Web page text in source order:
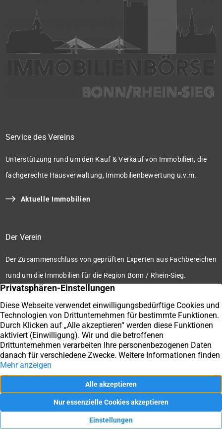
Der Verein
Der Zusammenschluss von geprüften Experten aus Fachbereichen
rund um die Immobilien für die Region Bonn / Rhein-Sieg.
Service des Vereins
Unterstützung rund um den Kauf & Verkauf von Immobilien, die
fachgerechte Hausverwaltung, Immobilienbewertung u.v.m.
Aktuelle Immobilien
Ihre Immobilienmakler der Immobilienbörse Bonn / Rhein-
Datenschutz